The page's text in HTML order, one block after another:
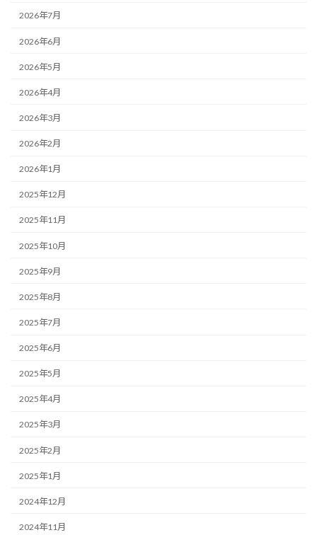
2026年7月
2026年6月
2026年5月
2026年4月
2026年3月
2026年2月
2026年1月
2025年12月
2025年11月
2025年10月
2025年9月
2025年8月
2025年7月
2025年6月
2025年5月
2025年4月
2025年3月
2025年2月
2025年1月
2024年12月
2024年11月